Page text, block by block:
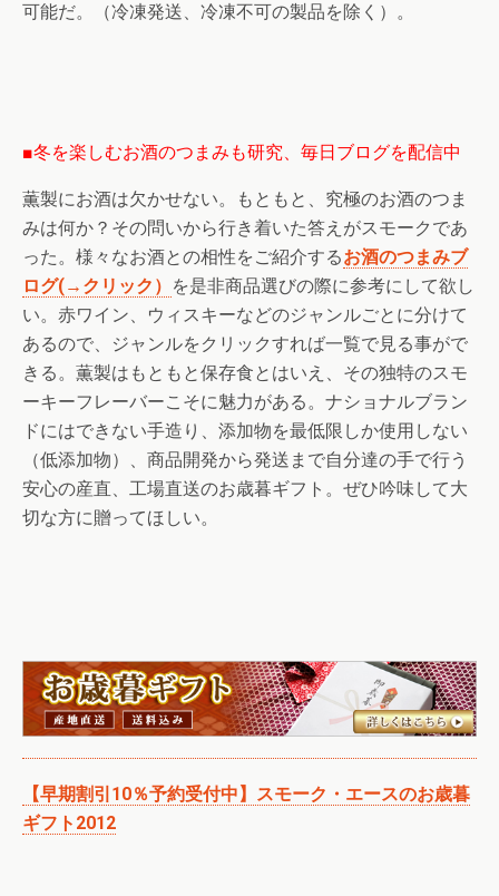
可能だ。（冷凍発送、冷凍不可の製品を除く）。
■冬を楽しむお酒のつまみも研究、毎日ブログを配信中
薫製にお酒は欠かせない。もともと、究極のお酒のつま
みは何か？その問いから行き着いた答えがスモークであ
った。様々なお酒との相性をご紹介するお酒のつまみブ
ログ(→クリック） を是非商品選びの際に参考にして欲し
い。赤ワイン、ウィスキーなどのジャンルごとに分けて
あるので、ジャンルをクリックすれば一覧で見る事がで
きる。薫製はもともと保存食とはいえ、その独特のスモ
ーキーフレーバーこそに魅力がある。ナショナルブラン
ドにはできない手造り、添加物を最低限しか使用しない
（低添加物）、商品開発から発送まで自分達の手で行う
安心の産直、工場直送のお歳暮ギフト。ぜひ吟味して大
切な方に贈ってほしい。
【早期割引10％予約受付中】スモーク・エースのお歳暮
ギフト2012